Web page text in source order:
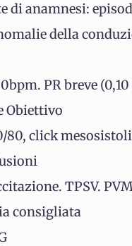
di anamnesi:
della
PR breve
Obiettivo
80, click
TPSV.
consigliata